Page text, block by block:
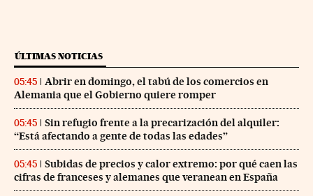
ÚLTIMAS NOTICIAS
05:45
Abrir en domingo, el tabú de los comercios en
Alemania que el Gobierno quiere romper
05:45
Sin refugio frente a la precarización del alquiler:
“Está afectando a gente de todas las edades”
05:45
Subidas de precios y calor extremo: por qué caen las
cifras de franceses y alemanes que veranean en España